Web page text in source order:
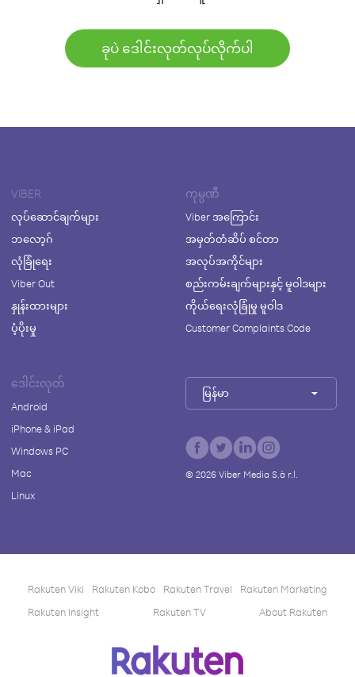
ခုပဲ ဒေါင်းလုတ်လုပ်လိုက်ပါ
VIBER
လုပ်ဆောင်ချက်များ
ဘလော့ဂ်
လုံခြုံရေး
Viber Out
နှုန်းထားများ
ပံ့ပိုးမှု
ကုမ္ပဏီ
Viber အကြောင်း
အမှတ်တံဆိပ် စင်တာ
အလုပ်အကိုင်များ
စည်းကမ်းချက်များနှင့် မူဝါဒများ
ကိုယ်ရေးလုံခြုံမှု မူဝါဒ
Customer Complaints Code
ဒေါင်းလုတ်
Android
iPhone & iPad
Windows PC
Mac
Linux
မြန်မာ
© 2026Viber Media S.à r.l.
Rakuten Viki Rakuten Kobo Rakuten Travel
Rakuten Marketing
Rakuten Insight
Rakuten TV About Rakuten